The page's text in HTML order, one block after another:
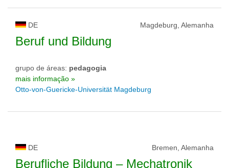
DE Magdeburg, Alemanha
Beruf und Bildung
grupo de áreas: pedagogia
mais informação »
Otto-von-Guericke-Universität Magdeburg
DE Bremen, Alemanha
Berufliche Bildung – Mechatronik